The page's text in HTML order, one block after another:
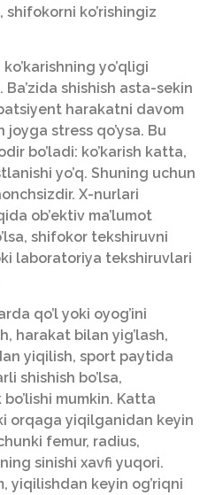
ko’rishingiz
yo’qligi
shishish asta-sekin
harakatni davom
stress qo’ysa. Bu
bo’ladi: ko’karish katta,
yo’q. Shuning uchun
X-nurlari
ob’ektiv ma’lumot
shifokor tekshiruvni
laboratoriya tekshiruvlari
qo’l yoki oyog’ini
harakat bilan yig’lash,
yiqilish, sport paytida
shishish bo’lsa,
mumkin. Katta
orqaga yiqilganidan keyin
femur, radius,
sinishi xavfi yuqori.
yiqilishdan keyin og’riqni